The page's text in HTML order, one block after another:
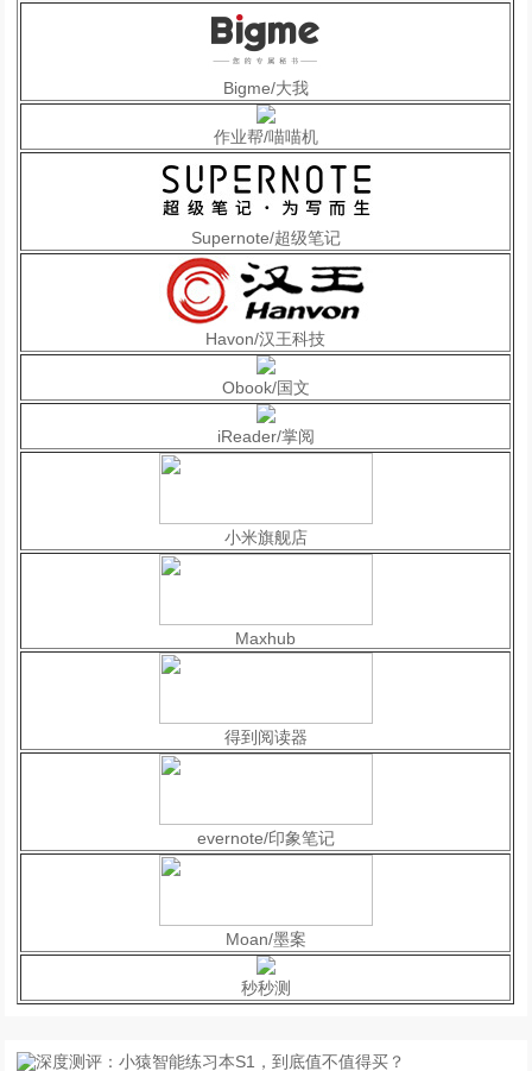
Bigme/大我
作业帮/喵喵机
Supernote/超级笔记
Havon/汉王科技
Obook/国文
iReader/掌阅
小米旗舰店
Maxhub
得到阅读器
evernote/印象笔记
Moan/墨案
秒秒测